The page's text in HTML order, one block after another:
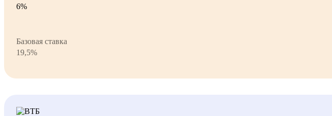
6%
Базовая ставка
19,5%